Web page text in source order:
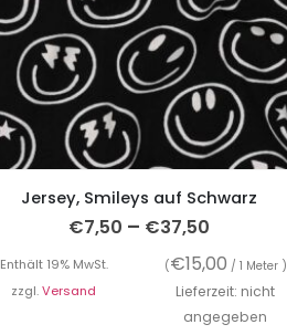
Jersey, Smileys auf Schwarz
€7,50 – €37,50
Enthält 19% MwSt. (€15,00 / 1 Meter )
zzgl.Versand
Lieferzeit: nicht
angegeben